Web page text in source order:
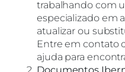
trabalhando com
especializado em
atualizar ou
Entre em contato
ajuda para
Documentos